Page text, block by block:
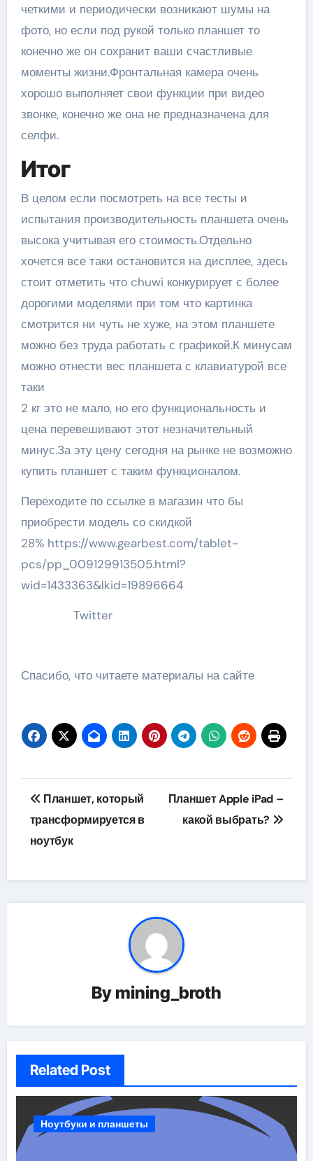
четкими и периодически возникают шумы на
фото, но если под рукой только планшет то
конечно же он сохранит ваши счастливые
моменты жизни.Фронтальная камера очень
хорошо выполняет свои функции при видео
звонке, конечно же она не предназначена для
селфи.
Итог
В целом если посмотреть на все тесты и
испытания производительность планшета очень
высока учитывая его стоимость.Отдельно
хочется все таки остановится на дисплее, здесь
стоит отметить что chuwi конкурирует с более
дорогими моделями при том что картинка
смотрится ни чуть не хуже, на этом планшете
можно без труда работать с графикой.К минусам
можно отнести вес планшета с клавиатурой все
таки
2 кг это не мало, но его функциональность и
цена перевешивают этот незначительный
минус.За эту цену сегодня на рынке не возможно
купить планшет с таким функционалом.
Переходите по ссылке в магазин что бы
приобрести модель со скидкой
28% https://www.gearbest.com/tablet-
pcs/pp_009129913505.html?
wid=1433363&lkid=19896664
Twitter
Спасибо, что читаете материалы на сайте
Навигация
по
записям
Планшет, который
трансформируется в
ноутбук
Планшет Apple iPad –
какой выбрать?
By mining_broth
Related Post
Ноутбуки и планшеты